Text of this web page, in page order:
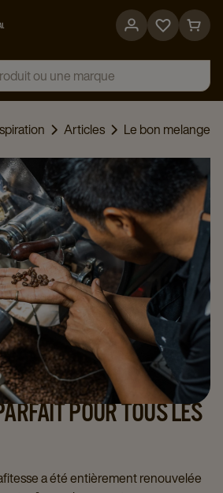
Go
page
Go
page
Articles
Le bon melange
POUR TOUS LES
a été entièrement renouvelée